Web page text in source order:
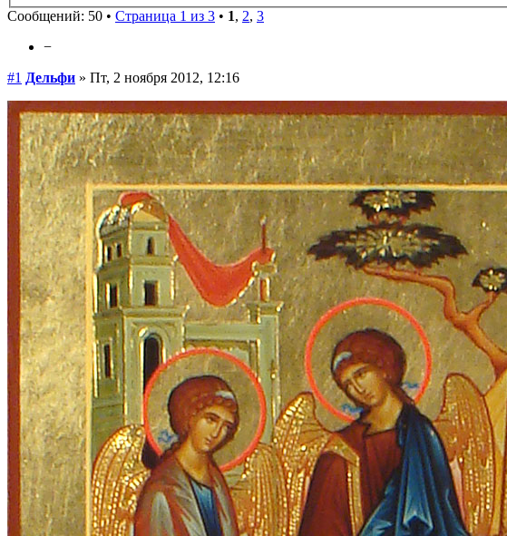
Сообщений: 50 • Страница 1 из 3 • 1, 2, 3
−
#1 Дельфи » Пт, 2 ноября 2012, 12:16